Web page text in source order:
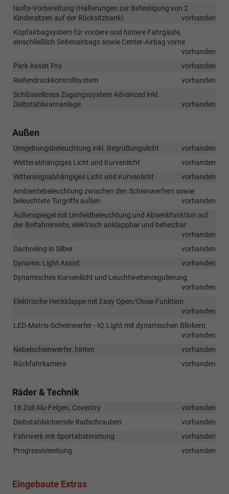
Isofix-Vorbereitung (Halterungen zur Befestigung von 2
Kindersitzen auf der Rücksitzbank)
vorhanden
Kopfairbagsystem für vordere und hintere Fahrgäste,
einschließlich Seitenairbags sowie Center-Airbag vorne
vorhanden
Park Assist Pro
vorhanden
Reifendruckkontrollsystem
vorhanden
Schlüsselloses Zugangssystem Advanced inkl.
Diebstahlwarnanlage
vorhanden
Außen
Umgebungsbeleuchtung inkl. Begrüßungslicht
vorhanden
Wetterabhängiges Licht und Kurvenlicht
vorhanden
Witterungsabhängiges Licht und Kurvenlicht
vorhanden
Ambientebeleuchtung zwischen den Scheinwerfern sowie
beleuchtete Türgriffe außen
vorhanden
Außenspiegel mit Umfeldbeleuchtung und Absenkfunktion auf
der Beifahrerseite, elektrisch anklappbar und beheizbar
vorhanden
Dachreling in Silber
vorhanden
Dynamic Light Assist
vorhanden
Dynamisches Kurvenlicht und Leuchtweitenregulierung
vorhanden
Elektrische Heckklappe mit Easy Open/Close-Funktion
vorhanden
LED-Matrix-Scheinwerfer - IQ.Light mit dynamischen Blinkern
vorhanden
Nebelscheinwerfer, hinten
vorhanden
Rückfahrkamera
vorhanden
Räder & Technik
18 Zoll Alu-Felgen, Coventry
vorhanden
Diebstahlsichernde Radschrauben
vorhanden
Fahrwerk mit Sportabstimmung
vorhanden
Progressivlenkung
vorhanden
Eingebaute Extras